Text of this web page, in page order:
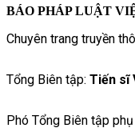
BÁO PHÁP LUẬT
Chuyên trang truyền
Tổng Biên tập: Tiến sĩ
Phó Tổng Biên tập